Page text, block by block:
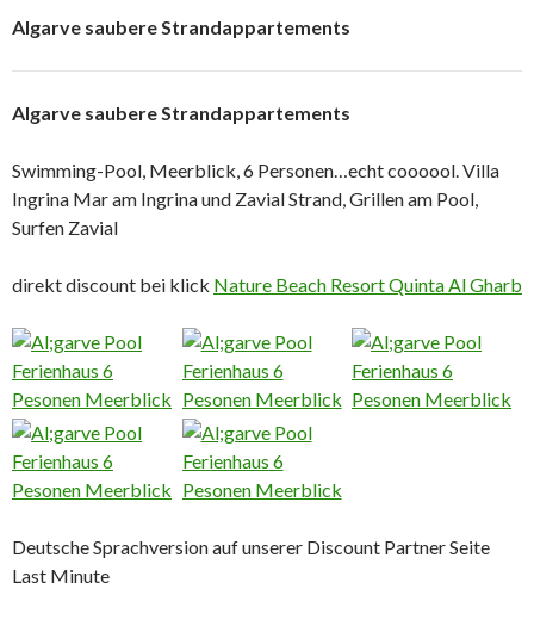
Algarve saubere Strandappartements
Algarve saubere Strandappartements
Swimming-Pool, Meerblick, 6 Personen…echt coooool. Villa
Ingrina Mar am Ingrina und Zavial Strand, Grillen am Pool,
Surfen Zavial
direkt discount bei klick Nature Beach Resort Quinta Al Gharb
Deutsche Sprachversion auf unserer Discount Partner Seite
Last Minute